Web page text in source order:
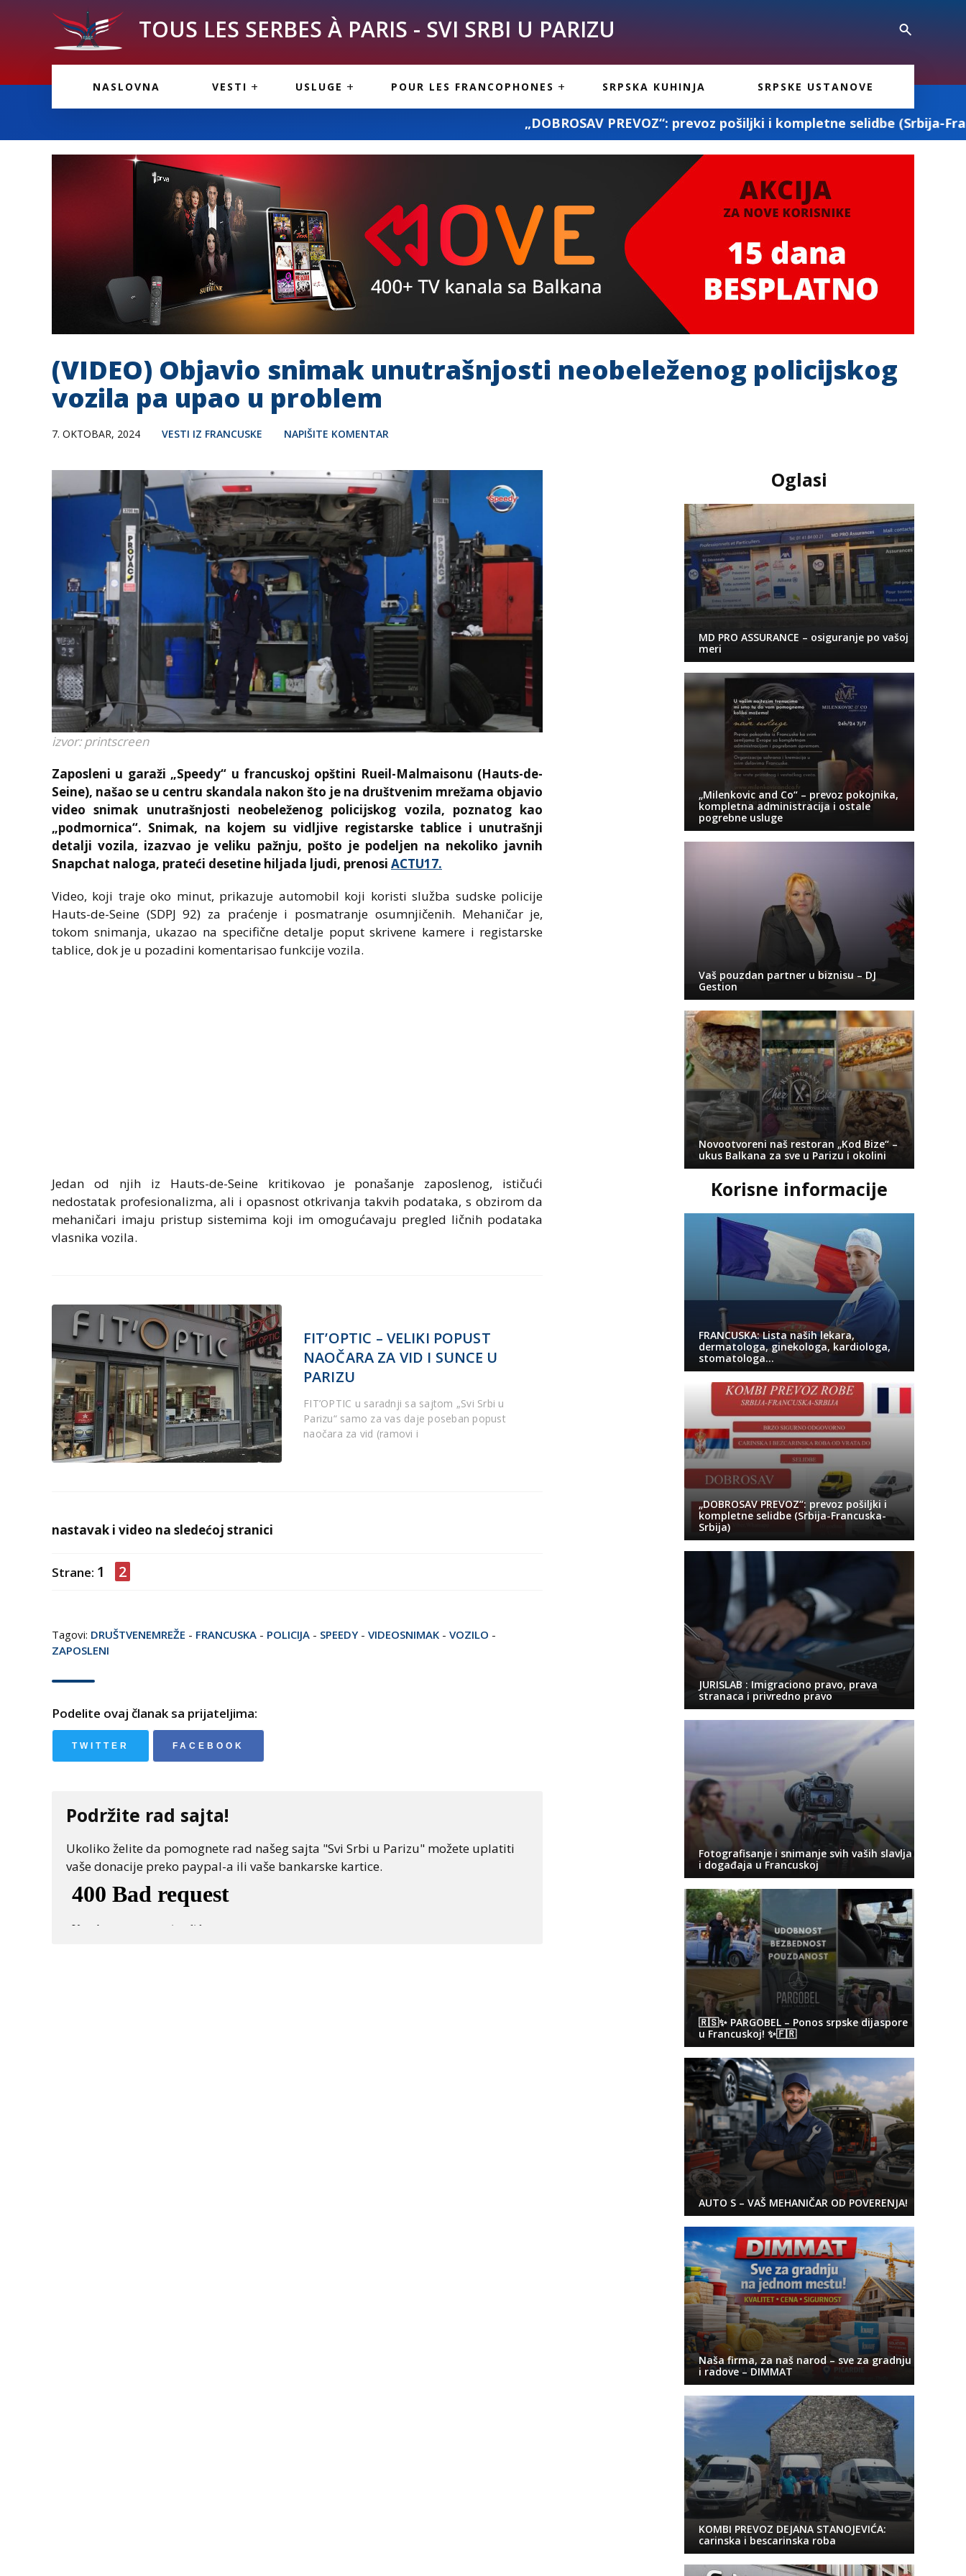
TOUS LES SERBES À PARIS - SVI SRBI U PARIZU
NASLOVNA VESTI USLUGE
INFORMACIJE
POUR LES FRANCOPHONES
PARIS
CUISINE SERBE
SRPSKA KUHINJA SRPSKE USTANOVE
„DOBROSAV PREVOZ“: prevoz pošiljki i kompletne selidbe (Srbija-Francuska-Srbija)
(VIDEO) Objavio snimak unutrašnjosti neobeleženog policijskog
vozila pa upao u problem
7. OKTOBAR, 2024 VESTI IZ FRANCUSKE NAPIŠITE KOMENTAR
izvor: printscreen
Zaposleni u garaži „Speedy“ u francuskoj opštini Rueil-Malmaisonu (Hauts-de-
Seine), našao se u centru skandala nakon što je na društvenim mrežama objavio
video snimak unutrašnjosti neobeleženog policijskog vozila, poznatog kao
„podmornica“. Snimak, na kojem su vidljive registarske tablice i unutrašnji
detalji vozila, izazvao je veliku pažnju, pošto je podeljen na nekoliko javnih
Snapchat naloga, prateći desetine hiljada ljudi, prenosi ACTU17.
Video, koji traje oko minut, prikazuje automobil koji koristi služba sudske policije
Hauts-de-Seine (SDPJ 92) za praćenje i posmatranje osumnjičenih. Mehaničar je,
tokom snimanja, ukazao na specifične detalje poput skrivene kamere i registarske
tablice, dok je u pozadini komentarisao funkcije vozila.
Jedan od njih iz Hauts-de-Seine kritikovao je ponašanje zaposlenog, ističući
nedostatak profesionalizma, ali i opasnost otkrivanja takvih podataka, s obzirom da
mehaničari imaju pristup sistemima koji im omogućavaju pregled ličnih podataka
vlasnika vozila.
FIT’OPTIC – VELIKI POPUST
NAOČARA ZA VID I SUNCE U
PARIZU
FIT’OPTIC u saradnji sa sajtom „Svi Srbi u
Parizu“ samo za vas daje poseban popust
naočara za vid (ramovi i
nastavak i video na sledećoj stranici
Strane: 1 2
Tagovi: DRUŠTVENEMREŽE - FRANCUSKA - POLICIJA - SPEEDY - VIDEOSNIMAK - VOZILO -
ZAPOSLENI
Podelite ovaj članak sa prijateljima:
TWITTER FACEBOOK
Podržite rad sajta!
Ukoliko želite da pomognete rad našeg sajta "Svi Srbi u Parizu" možete uplatiti
vaše donacije preko paypal-a ili vaše bankarske kartice.
Oglasi
MD PRO ASSURANCE – osiguranje po vašoj
meri
„Milenkovic and Co“ – prevoz pokojnika,
kompletna administracija i ostale
pogrebne usluge
Vaš pouzdan partner u biznisu – DJ
Gestion
Novootvoreni naš restoran „Kod Bize“ –
ukus Balkana za sve u Parizu i okolini
Korisne informacije
FRANCUSKA: Lista naših lekara,
dermatologa, ginekologa, kardiologa,
stomatologa…
„DOBROSAV PREVOZ“: prevoz pošiljki i
kompletne selidbe (Srbija-Francuska-
Srbija)
JURISLAB : Imigraciono pravo, prava
stranaca i privredno pravo
Fotografisanje i snimanje svih vaših slavlja
i događaja u Francuskoj
🇷🇸✨ PARGOBEL – Ponos srpske dijaspore
u Francuskoj! ✨🇫🇷
AUTO S – VAŠ MEHANIČAR OD POVERENJA!
Naša firma, za naš narod – sve za gradnju
i radove – DIMMAT
KOMBI PREVOZ DEJANA STANOJEVIĆA:
carinska i bescarinska roba